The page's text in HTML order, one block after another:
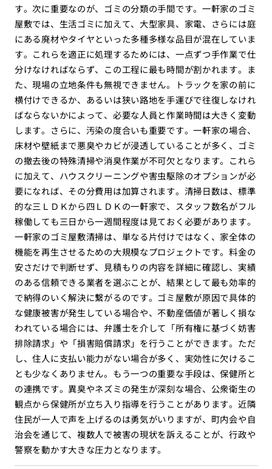
す。次に重要なのが、ゴミの分類の手間です。一軒家のゴミ
屋敷では、生活ゴミに加えて、大型家具、家電、さらには庭
にある廃材やタイヤといった多種多様な品目が混在していま
す。これらを適正に処理するためには、一点ずつ手作業で仕
分けなければならず、この工程に最も時間が割かれます。ま
た、現場の立地条件も無視できません。トラックを家の前に
横付けできるか、あるいは狭い路地を手運びで往復しなけれ
ばならないかによって、必要な人員と作業時間は大きく変動
します。さらに、汚染の度合いも重要です。一軒家の場合、
床材や壁紙まで悪臭やカビが浸透していることが多く、ゴミ
の撤去後の特殊清掃や消臭作業が不可欠となります。これら
に加えて、ハウスクリーニングや害虫駆除のオプションが必
要になれば、その分費用は加算されます。清掃日数は、標準
的な三ＬＤＫから四ＬＤＫの一軒家で、スタッフ数名がフル
稼働しても三日から一週間程度は見ておく必要があります。
一軒家のゴミ屋敷清掃は、単なる片付けではなく、家全体の
機能を再生させるための大規模なプロジェクトです。料金の
安さだけで判断せず、見積もりの内容を詳細に確認し、実績
のある信頼できる業者を選ぶことが、結果として最も効率的
で納得のいく解決に繋がるのです。ゴミ屋敷が原因で具体的
な健康被害が発生している場合や、不動産価値が著しく損な
われている場合には、弁護士を介して「所有権に基づく妨害
排除請求」や「損害賠償請求」を行うことができます。ただ
し、住人に支払い能力がない場合が多く、実効性に欠けるこ
とも少なくありません。もう一つの重要な手段は、保健所と
の連携です。異臭やネズミの発生が深刻な場合、公衆衛生の
観点から保健所が立ち入り指導を行うことがあります。近隣
住民が一人で声を上げるのは勇気がいりますが、町内会や自
治会を通じて、複数人で被害の現状を訴えることが、行政や
警察を動かす大きな圧力となります。